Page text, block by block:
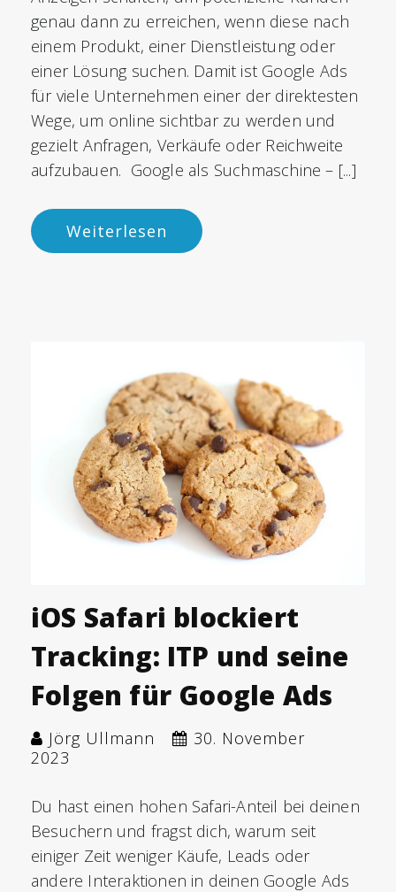
genau dann zu erreichen, wenn diese nach
einem Produkt, einer Dienstleistung oder
einer Lösung suchen. Damit ist Google Ads
für viele Unternehmen einer der direktesten
Wege, um online sichtbar zu werden und
gezielt Anfragen, Verkäufe oder Reichweite
aufzubauen. Google als Suchmaschine – [...]
Weiterlesen
iOS Safari blockiert
Tracking: ITP und seine
Folgen für Google Ads
Jörg Ullmann
30. November
2023
Du hast einen hohen Safari-Anteil bei deinen
Besuchern und fragst dich, warum seit
einiger Zeit weniger Käufe, Leads oder
andere Interaktionen in deinen Google Ads